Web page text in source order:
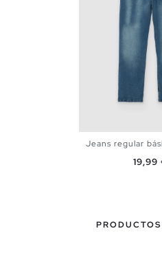
36 38 40
48
Jeans regular
Precio
19,99